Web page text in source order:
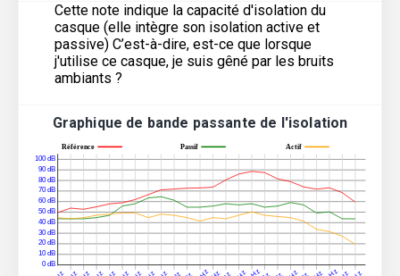
Cette note indique la capacité d'isolation du
casque (elle intègre son isolation active et
passive) C’est-à-dire, est-ce que lorsque
j'utilise ce casque, je suis gêné par les bruits
ambiants ?
Graphique de bande passante de l'isolation